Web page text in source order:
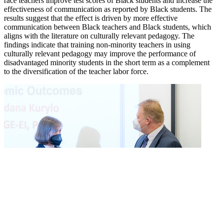
effectiveness of communication as reported by Black students. The
results suggest that the effect is driven by more effective
communication between Black teachers and Black students, which
aligns with the literature on culturally relevant pedagogy. The
findings indicate that training non-minority teachers in using
culturally relevant pedagogy may improve the performance of
disadvantaged minority students in the short term as a complement
to the diversification of the teacher labor force.